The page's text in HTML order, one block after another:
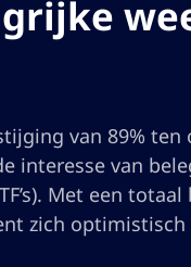
van 89% ten
interesse van
Met een
zich optimistisch